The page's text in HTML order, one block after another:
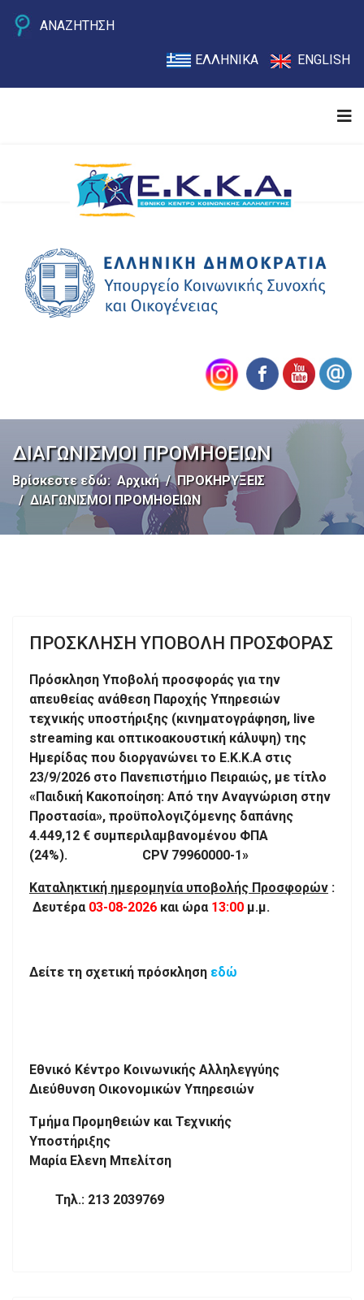
ΑΝΑΖΗΤΗΣΗ
ΕΛΛΗΝΙΚΑ ENGLISH
ΔΙΑΓΩΝΙΣΜΟΙ ΠΡΟΜΗΘΕΙΩΝ
Βρίσκεστε εδώ: Αρχική
ΠΡΟΚΗΡΥΞΕΙΣ
ΔΙΑΓΩΝΙΣΜΟΙ ΠΡΟΜΗΘΕΙΩΝ
ΠΡΟΣΚΛΗΣΗ ΥΠΟΒΟΛΗ ΠΡΟΣΦΟΡΑΣ
Πρόσκληση Υποβολή προσφοράς για την
απευθείας ανάθεση Παροχής Yπηρεσιών
τεχνικής υποστήριξης (κινηματογράφηση, live
streaming και οπτικοακουστική κάλυψη) της
Ημερίδας που διοργανώνει το Ε.Κ.Κ.Α στις
23/9/2026 στο Πανεπιστήμιο Πειραιώς, με τίτλο
«Παιδική Κακοποίηση: Από την Αναγνώριση στην
Προστασία», προϋπολογιζόμενης δαπάνης
4.449,12 € συμπεριλαμβανομένου ΦΠΑ
(24%). CPV 79960000-1»
Καταληκτική ημερομηνία υποβολής Προσφορών :
Δευτέρα 03-08-2026 και ώρα 13:00 μ.μ.
Δείτε τη σχετική πρόσκληση εδώ
Εθνικό Κέντρο Κοινωνικής Αλληλεγγύης
Διεύθυνση Οικονομικών Υπηρεσιών
Τμήμα Προμηθειών και Τεχνικής
Μαρία Ελενη Μπελίτση
Τηλ.: 213 2039769